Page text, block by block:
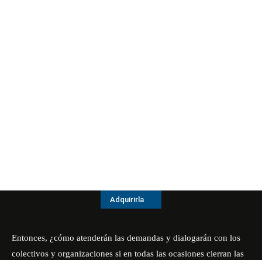
Adquirirla
Entonces, ¿cómo atenderán las demandas y dialogarán con los
colectivos y organizaciones si en todas las ocasiones cierran las